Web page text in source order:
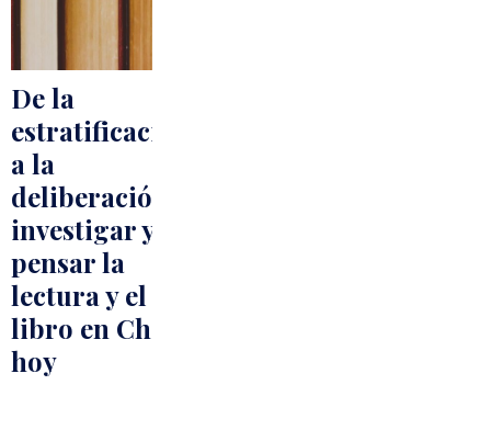
De la
estratificación
a la
deliberación:
investigar y
pensar la
lectura y el
libro en Chile
hoy